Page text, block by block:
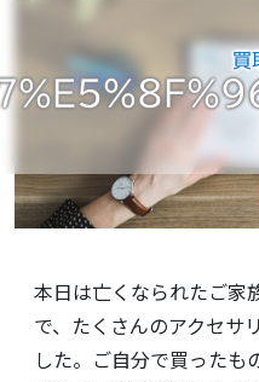
買
本日は亡くなられたご家
で、たくさんのアクセサ
した。ご自分で買ったも